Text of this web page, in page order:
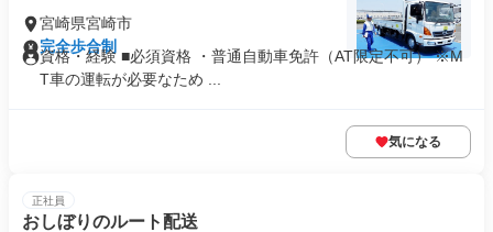
宮崎県宮崎市
完全歩合制
資格・経験 ■必須資格 ・普通自動車免許（AT限定不可） ※M
T車の運転が必要なため ...
気になる
正社員
おしぼりのルート配送